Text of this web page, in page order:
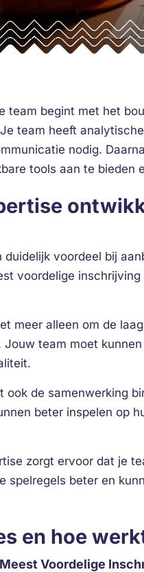
team begint met het
team heeft
nodig.
tools aan te bieden
voordeel bij
voordelige
meer alleen om de
team moet
ook de samenwerking
beter inspelen op
zorgt ervoor dat je
spelregels beter en
en hoe
Voordelige